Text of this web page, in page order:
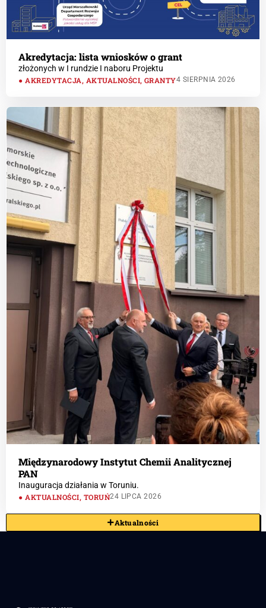
Akredytacja: lista wniosków o grant
złożonych w I rundzie I naboru Projektu
AKREDYTACJA, AKTUALNOŚCI, GRANTY4 SIERPNIA 2026
Międzynarodowy Instytut Chemii Analitycznej
PAN
Inauguracja działania w Toruniu.
AKTUALNOŚCI, TORUŃ24 LIPCA 2026
Aktualności